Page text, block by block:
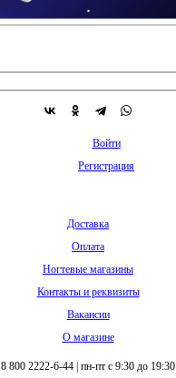
Войти
Регистрация
Доставка
Оплата
Ногтевые магазины
Контакты и реквизиты
Вакансии
О магазине
8 800 2222-6-44 | пн-пт с 9:30 до 19:30